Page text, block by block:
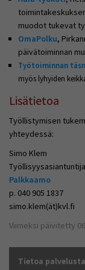
muodot tukevat
OmaPolku,
päivätoiminnan
Työtoiminnan
myös lyhyiden
Lisätietoa
Työllistymisen
yhteydessä:
Simo Klem
Työllisyysasiantuntija
Palkkaamo
p. 040 905 1837
simo.klem(ät)kvl.fi
Viimeksi päivitetty
Tietoa palvelusta